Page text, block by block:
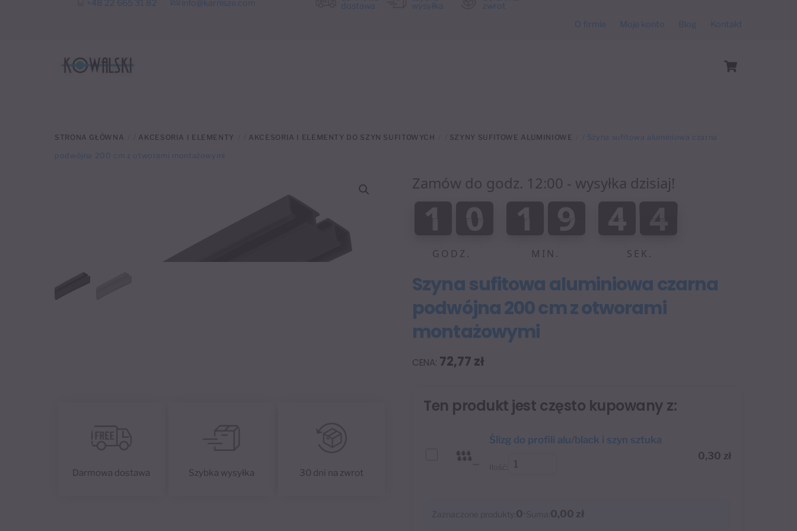
+48 22 665 31 82 info@karnisze.com dostawa wysyłka
zwrot
O firmie
Moje konto Blog Kontakt
STRONA GŁÓWNA / AKCESORIA I ELEMENTY / AKCESORIA I ELEMENTY DO SZYN SUFITOWYCH / SZYNY SUFITOWE ALUMINIOWE / Szyna sufitowa aluminiowa czarna
podwójna 200 cm z otworami montażowymi
Zamów do godz. 12:00 - wysyłka dzisiaj!
1
0
1 0
0 1
2
1 9
0
9 4
5
4 3
4
3
5
4
GODZ. MIN. SEK.
Szyna sufitowa aluminiowa czarna
podwójna 200 cm z otworami
montażowymi
72,77 zł
Ten produkt jest często kupowany z:
Ślizg do profili alu/black i szyn sztuka
0,30 zł
0 0,00 zł
Darmowa dostawa Szybka wysyłka 30 dni na zwrot